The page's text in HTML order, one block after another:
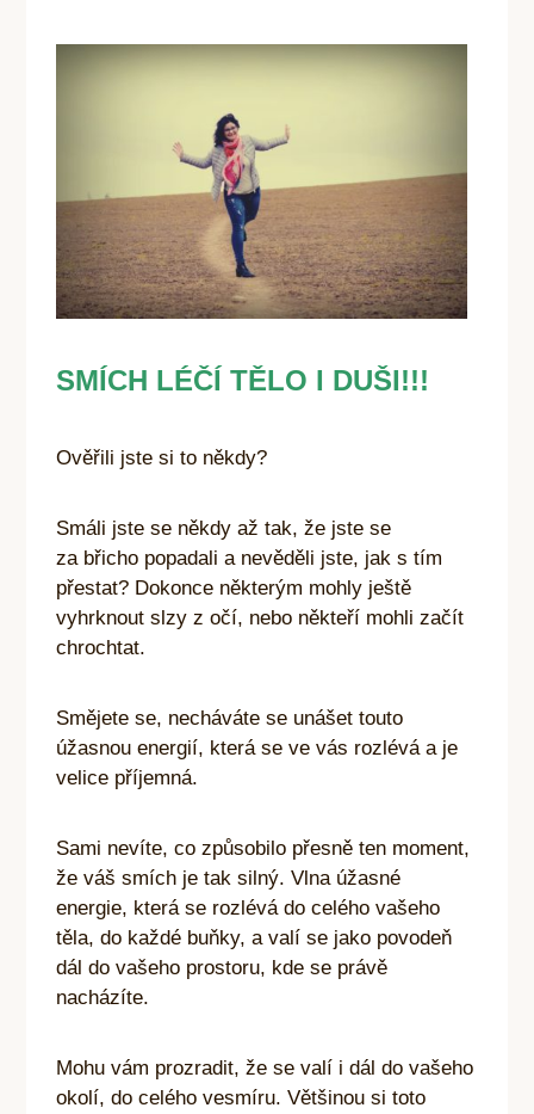
SMÍCH LÉČÍ TĚLO I DUŠI!!!
Ověřili jste si to někdy?
Smáli jste se někdy až tak, že jste se
za břicho popadali a nevěděli jste, jak s tím
přestat? Dokonce některým mohly ještě
vyhrknout slzy z očí, nebo někteří mohli začít
chrochtat.
Smějete se, necháváte se unášet touto
úžasnou energií, která se ve vás rozlévá a je
velice příjemná.
Sami nevíte, co způsobilo přesně ten moment,
že váš smích je tak silný. Vlna úžasné
energie, která se rozlévá do celého vašeho
těla, do každé buňky, a valí se jako povodeň
dál do vašeho prostoru, kde se právě
nacházíte.
Mohu vám prozradit, že se valí i dál do vašeho
okolí, do celého vesmíru. Většinou si toto